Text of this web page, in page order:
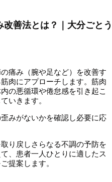
善法とは？｜大分ごとう
痛み（腕や足など）を改善す
肉にアプローチします。筋肉
の悪循環や倦怠感を引き起こ
いきます。
みがないかを確認し必要に応
り戻しさらなる不調の予防を
、患者一人ひとりに適したス
提案します。